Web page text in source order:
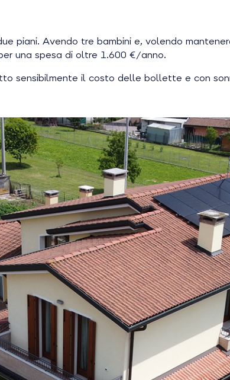
piani. Avendo tre bambini e, volendo
una spesa di oltre 1.600 €/anno.
sensibilmente il costo delle bollette e con